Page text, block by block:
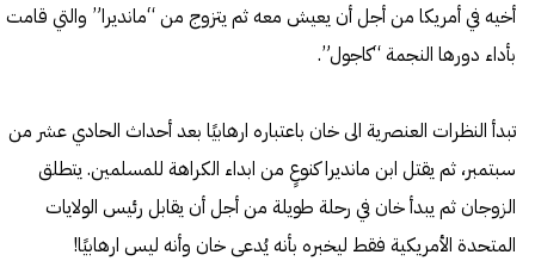
أخيه في أمريكا من أجل أن يعيش معه ثم يتزوج من “مانديرا” والتي قامت
بأداء دورها النجمة “كاجول”.
تبدأ النظرات العنصرية الى خان باعتباره ارهابيًا بعد أحداث الحادي عشر من
سبتمبر، ثم يقتل ابن مانديرا كنوعٍ من ابداء الكراهة للمسلمين. يتطلق
الزوجان ثم يبدأ خان في رحلة طويلة من أجل أن يقابل رئيس الولايات
المتحدة الأمريكية فقط ليخبره بأنه يُدعى خان وأنه ليس ارهابيًا!